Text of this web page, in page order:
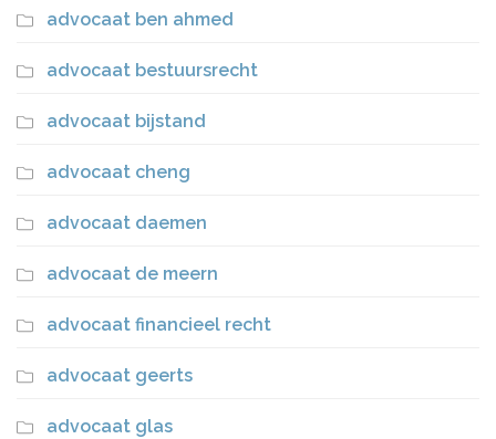
advocaat ben ahmed
advocaat bestuursrecht
advocaat bijstand
advocaat cheng
advocaat daemen
advocaat de meern
advocaat financieel recht
advocaat geerts
advocaat glas